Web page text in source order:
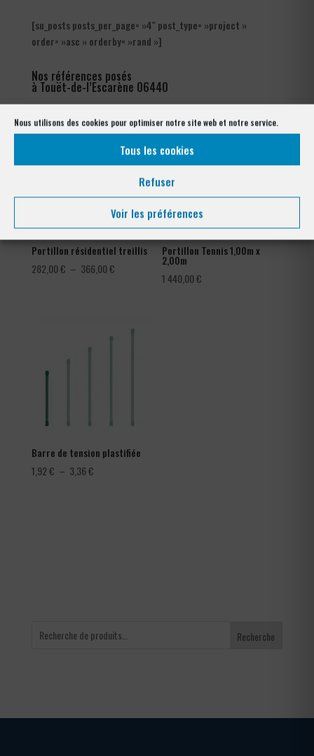
Nous utilisons des cookies pour optimiser notre site web et notre service.
Tous les cookies
Refuser
Voir les préférences
[su_posts posts_per_page= »4″ post_type= »project »
order= »asc » orderby= »rand »]
Nos références posés
à Touët-de-l’Escarène 06440
Portillon résidentiel treillis
282,00€ – 366,00€Plage
Portillon Tennis 1,00m x
2,00m
1 440,00€
Barre de tension plastifiée
1,92€ – 3,36€Plage
Recherche